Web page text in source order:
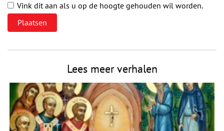
Vink dit aan als u op de hoogte gehouden wil worden.
Lees meer verhalen